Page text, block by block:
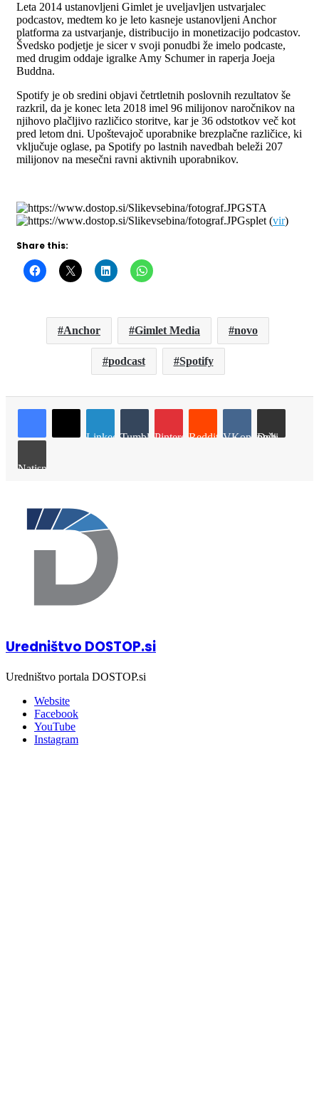
Leta 2014 ustanovljeni Gimlet je uveljavljen ustvarjalec
podcastov, medtem ko je leto kasneje ustanovljeni Anchor
platforma za ustvarjanje, distribucijo in monetizacijo podcastov.
Švedsko podjetje je sicer v svoji ponudbi že imelo podcaste,
med drugim oddaje igralke Amy Schumer in raperja Joeja
Buddna.
Spotify je ob sredini objavi četrtletnih poslovnih rezultatov še
razkril, da je konec leta 2018 imel 96 milijonov naročnikov na
njihovo plačljivo različico storitve, kar je 36 odstotkov več kot
pred letom dni. Upoštevajoč uporabnike brezplačne različice, ki
vključuje oglase, pa Spotify po lastnih navedbah beleži 207
milijonov na mesečni ravni aktivnih uporabnikov.
STA
splet (vir)
Share this:
Anchor Gimlet Media novo
podcast Spotify
LinkedInTumblr PinterestReddit VKontakte
Deli po e-pošti
Natisni
Uredništvo DOSTOP.si
Uredništvo portala DOSTOP.si
Website
Facebook
YouTube
Instagram